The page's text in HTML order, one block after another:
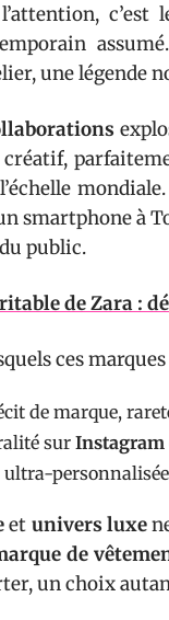
une légende
créatif,
smartphone à
public.
de Zara :
ces
de marque,
sur Instagram
ultra-
et univers luxe
de
un choix